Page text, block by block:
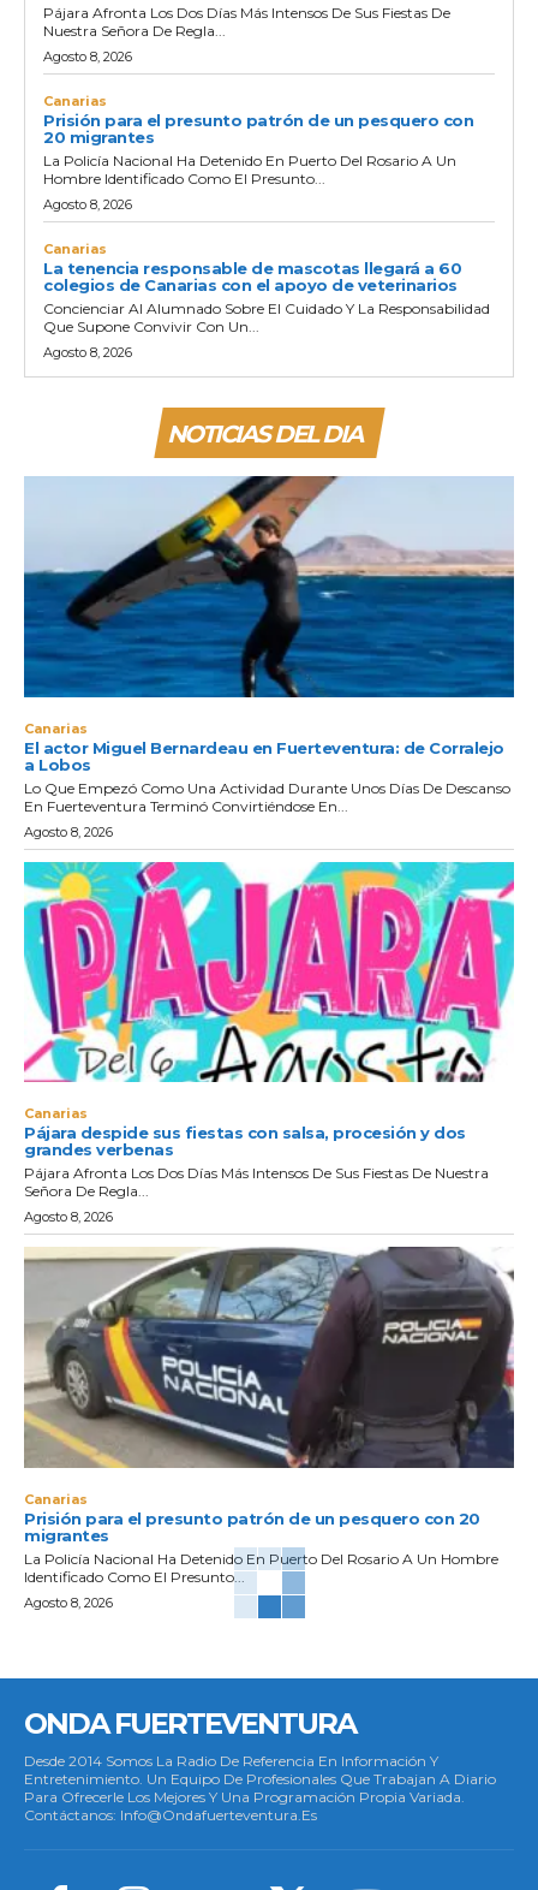
Pájara Afronta Los Dos Días Más Intensos De Sus Fiestas De
Nuestra Señora De Regla...
Agosto 8, 2026
Canarias
Prisión para el presunto patrón de un pesquero con
20 migrantes
La Policía Nacional Ha Detenido En Puerto Del Rosario A Un
Hombre Identificado Como El Presunto...
Agosto 8, 2026
Canarias
La tenencia responsable de mascotas llegará a 60
colegios de Canarias con el apoyo de veterinarios
Concienciar Al Alumnado Sobre El Cuidado Y La Responsabilidad
Que Supone Convivir Con Un...
Agosto 8, 2026
NOTICIAS DEL DIA
Canarias
El actor Miguel Bernardeau en Fuerteventura: de Corralejo
a Lobos
Lo Que Empezó Como Una Actividad Durante Unos Días De Descanso
En Fuerteventura Terminó Convirtiéndose En...
Agosto 8, 2026
Canarias
Pájara despide sus fiestas con salsa, procesión y dos
grandes verbenas
Pájara Afronta Los Dos Días Más Intensos De Sus Fiestas De Nuestra
Señora De Regla...
Agosto 8, 2026
Canarias
Prisión para el presunto patrón de un pesquero con 20
migrantes
La Policía Nacional Ha Detenido En Puerto Del Rosario A Un Hombre
Identificado Como El Presunto...
Agosto 8, 2026
ONDA FUERTEVENTURA
Desde 2014 Somos La Radio De Referencia En Información Y
Entretenimiento. Un Equipo De Profesionales Que Trabajan A Diario
Para Ofrecerle Los Mejores Y Una Programación Propia Variada.
Contáctanos: Info@ondafuerteventura.es